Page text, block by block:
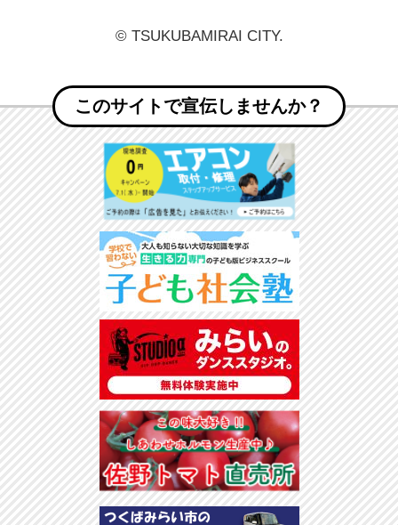
© TSUKUBAMIRAI CITY.
このサイトで宣伝しませんか？